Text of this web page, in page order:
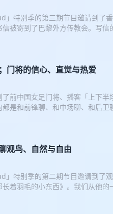
」特别季的第三期节目邀请到了
被寄到了巴黎外方传教会。写信
代，她们已经能够写信，并将信
会开展研究时，发现了这三封
个人经历与求学之路。更重要的
解这个世界。 💡这是汉洋和重
伴，Plaud 吸引我们的，是它超
言的流动中，帮我们锚定那些真
世界的底层价值。 00:00:00 开
三封信里的女孩
五十年 01:44:20 如何理解传教士
共同）主持。 你可以在 Bilibili
可以在小宇宙、Apple Podcast
门将的信心、直觉与热爱
前中国女足门将、播客「上下
是和前锋聊、和中场聊、和后卫
会有什么不同？ 赵丽娜 7 岁开始
才真正喜欢并热爱上了这项运动
变化的时候如何适应。 不管你是
时间戳： 00:00:00 足球为什么
才正当 00:24:04 自信是波动的而
责与心理博弈 01:14:28 五号门
目差别 01:59:48 世界杯是人生
轻 后期：Geelish、蜡笔 蜉蝣天
以在小红书搜索 蜉蝣天地
观鸟、自然与自由
」特别季的第二期节目邀请到了
着羽毛的小东西》。我们从他的
变得细密而丰富；人类命名的场
所或者教堂，而是重新成为世